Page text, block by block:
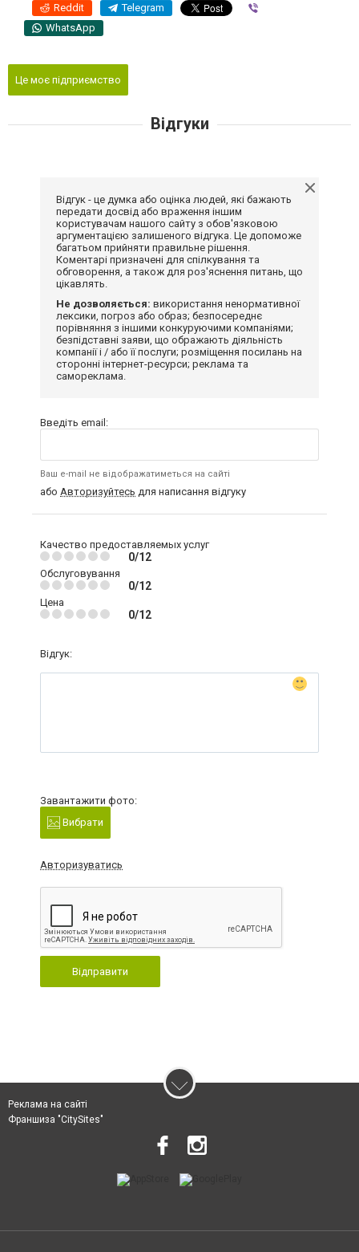
Reddit Telegram
WhatsApp
Це моє підприємство
Відгуки
Відгук - це думка або оцінка людей, які бажають
передати досвід або враження іншим
користувачам нашого сайту з обов'язковою
аргументацією залишеного відгука. Це допоможе
багатьом прийняти правильне рішення.
Коментарі призначені для спілкування та
обговорення, а також для роз'яснення питань, що
цікавлять.
Не дозволяється: використання ненормативної
лексики, погроз або образ; безпосереднє
порівняння з іншими конкуруючими компаніями;
безпідставні заяви, що ображають діяльність
компанії і / або її послуги; розміщення посилань на
сторонні інтернет-ресурси; реклама та
самореклама.
Введіть email:
Ваш e-mail не відображатиметься на сайті
або Авторизуйтесь для написання відгуку
Качество предоставляемых услуг
0/12
Обслуговування
0/12
Цена
0/12
Відгук:
Завантажити фото:
Вибрати
Авторизуватись
Відправити
Реклама на сайті
Франшиза "CitySites"